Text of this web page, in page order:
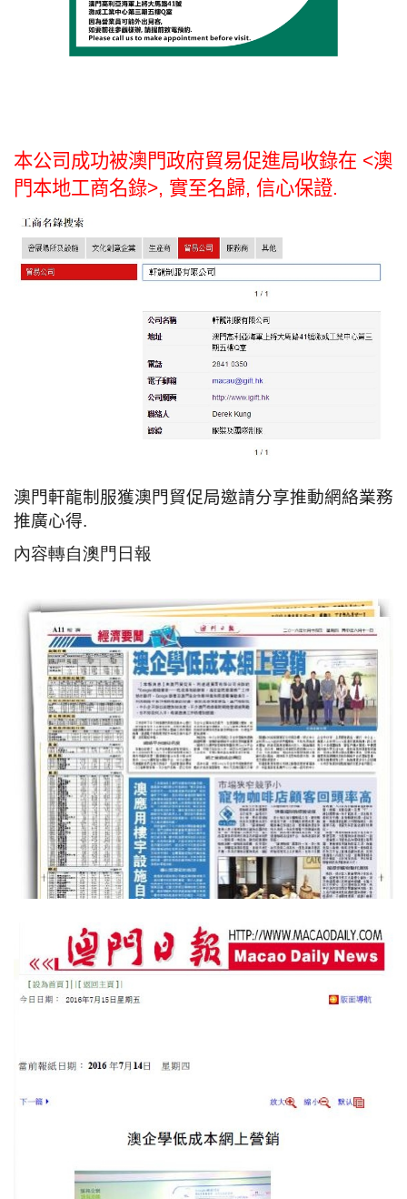
本公司成功被澳門政府貿易促進局收錄在 <澳
門本地工商名錄>, 實至名歸, 信心保證.
澳門軒龍制服獲澳門貿促局邀請分享推動網絡業務
推廣心得.
內容轉自澳門日報